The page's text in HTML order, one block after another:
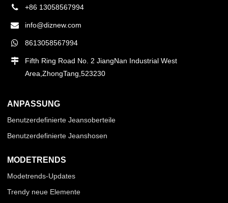
+86 13058567994
info@diznew.com
8613058567994
Fifth Ring Road No. 2 JiangNan Industrial West
Area,ZhongTang,523230
ANPASSUNG
Benutzerdefinierte Jeansoberteile
Benutzerdefinierte Jeanshosen
MODETRENDS
Modetrends-Updates
Trendy neue Elemente